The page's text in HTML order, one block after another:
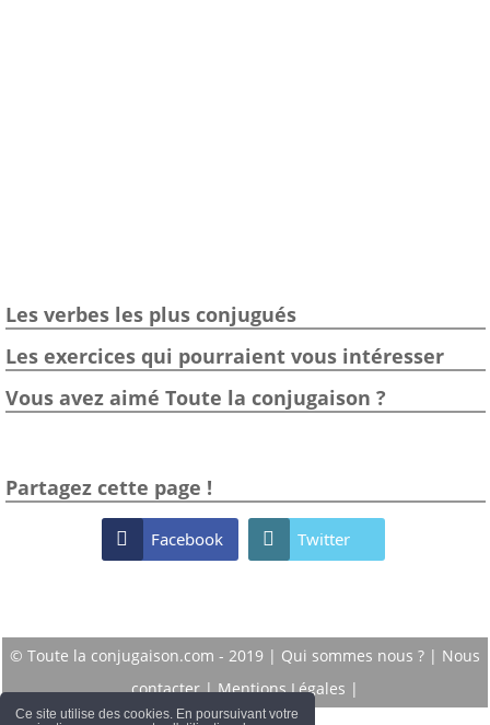
Ce site utilise des cookies. En poursuivant votre
Les verbes les plus conjugués
Les exercices qui pourraient vous intéresser
Vous avez aimé Toute la conjugaison ?
Partagez cette page !
 Facebook  Twitter
© Toute la conjugaison.com - 2019 | Qui sommes nous ? | Nous
contacter|Mentions Légales |